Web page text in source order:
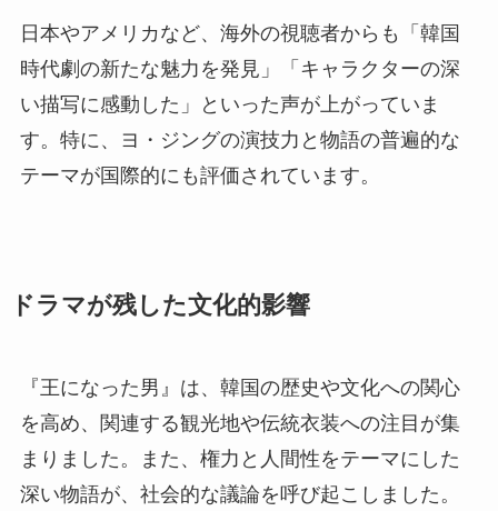
日本やアメリカなど、海外の視聴者からも「韓国
時代劇の新たな魅力を発見」「キャラクターの深
い描写に感動した」といった声が上がっていま
す。特に、ヨ・ジングの演技力と物語の普遍的な
テーマが国際的にも評価されています。
ドラマが残した文化的影響
『王になった男』は、韓国の歴史や文化への関心
を高め、関連する観光地や伝統衣装への注目が集
まりました。また、権力と人間性をテーマにした
深い物語が、社会的な議論を呼び起こしました。